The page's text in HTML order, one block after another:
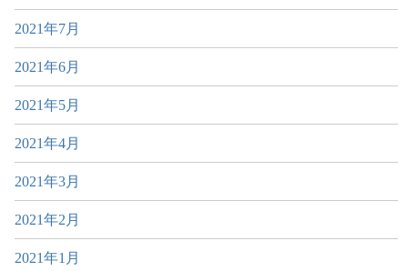
2021年7月
2021年6月
2021年5月
2021年4月
2021年3月
2021年2月
2021年1月